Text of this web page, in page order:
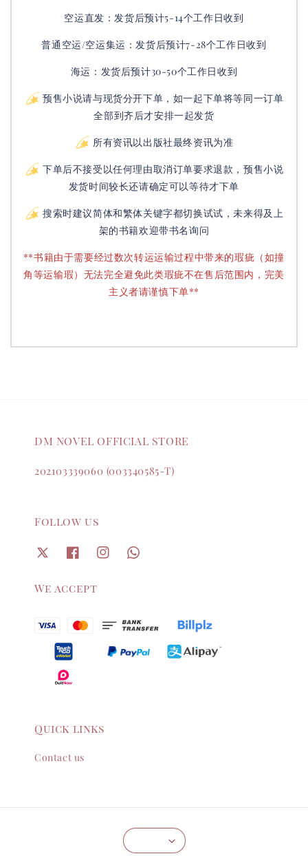
空运直发：发货后预计5-14个工作日收到
普通空运/空运集运：发货后预计7-28个工作日收到
海运：发货后预计30-50个工作日收到
预售小说请与现货分开下单，如一起下单将等同一订单
全部到齐后才安排一起发货
所有资讯以出版社最终资讯为准
下单后不接受以任何理由取消订单要求退款，预售小说
发货时间较长还请确定可以等待才下单
搜索时建议简体和繁体关键字都切换试试，未来得及上
架的书籍欢迎带书名询问
**书籍由于需要经过数次转运运输过程中带来的瑕疵（如撞
角等运输瑕）无法完全避免此类瑕疵不在售后范围内，完美
主义者请谨慎下单**
DM NOVEL OFFICIAL STORE
202103339060 (003340585-T)
Follow us
We accept
Quick links
Contact us